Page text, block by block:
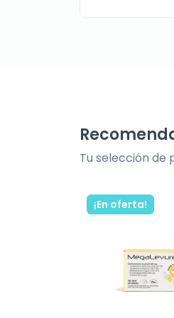
Tu selección de
¡En oferta!